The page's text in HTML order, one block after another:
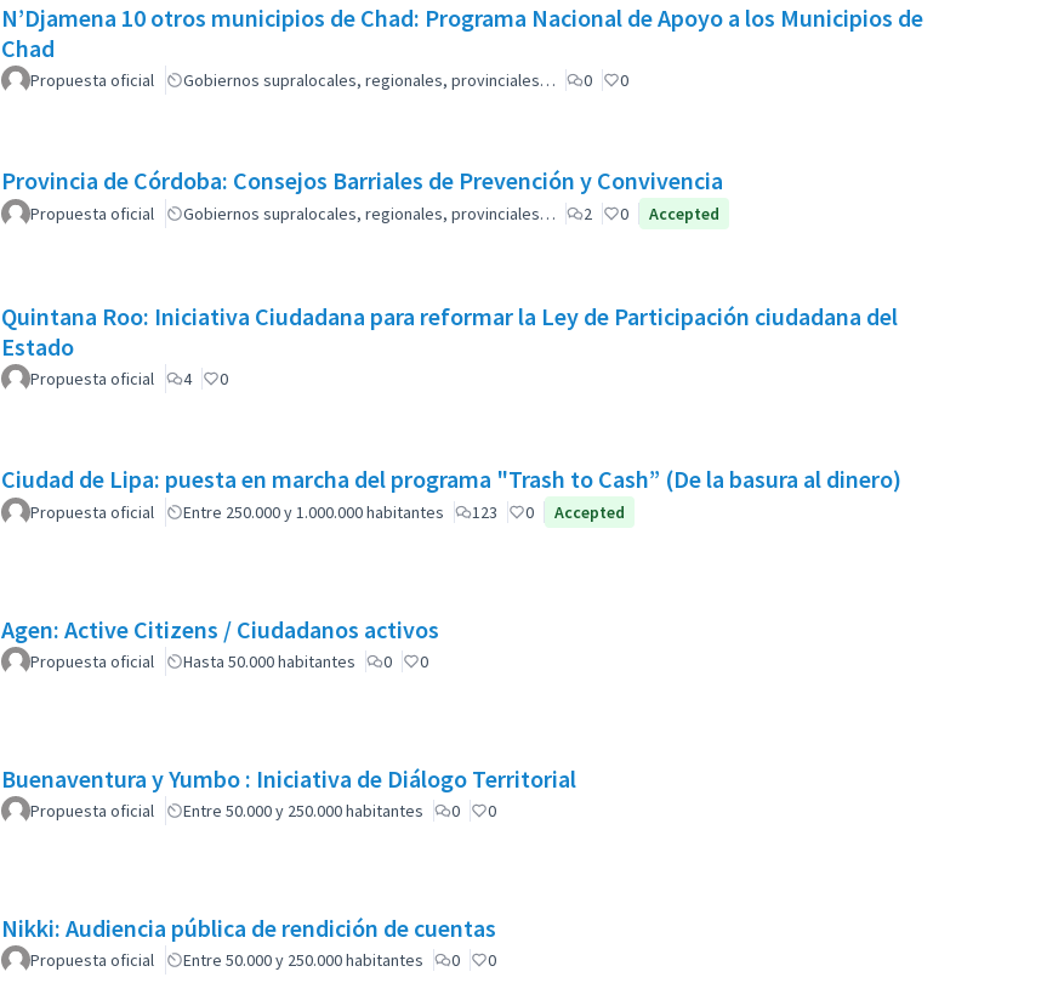
N’Djamena 10 otros municipios de Chad: Programa Nacional de Apoyo a los Municipios de
Chad
Propuesta oficial Gobiernos supralocales, regionales, provinciales… 0 0
Provincia de Córdoba: Consejos Barriales de Prevención y Convivencia
Propuesta oficial Gobiernos supralocales, regionales, provinciales… 2 0 Accepted
Quintana Roo: Iniciativa Ciudadana para reformar la Ley de Participación ciudadana del
Estado
Propuesta oficial 4 0
Ciudad de Lipa: puesta en marcha del programa "Trash to Cash” (De la basura al dinero)
Propuesta oficial Entre 250.000 y 1.000.000 habitantes 123 0 Accepted
Agen: Active Citizens / Ciudadanos activos
Propuesta oficial Hasta 50.000 habitantes 0 0
Buenaventura y Yumbo : Iniciativa de Diálogo Territorial
Propuesta oficial Entre 50.000 y 250.000 habitantes 0 0
Nikki: Audiencia pública de rendición de cuentas
Propuesta oficial Entre 50.000 y 250.000 habitantes 0 0